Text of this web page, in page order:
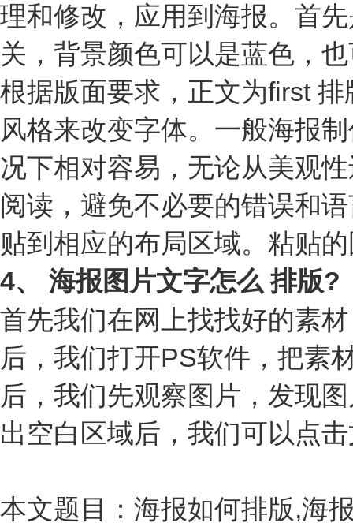
理和修改，应用到海报。首
关，背景颜色可以是蓝色，
根据版面要求，正文为first
风格来改变字体。一般海报
况下相对容易，无论从美观
阅读，避免不必要的错误和
贴到相应的布局区域。粘贴
4、 海报图片文字怎么 排版?
首先我们在网上找找好的素
后，我们打开PS软件，把素
后，我们先观察图片，发现
出空白区域后，我们可以点
本文题目：海报如何排版,海